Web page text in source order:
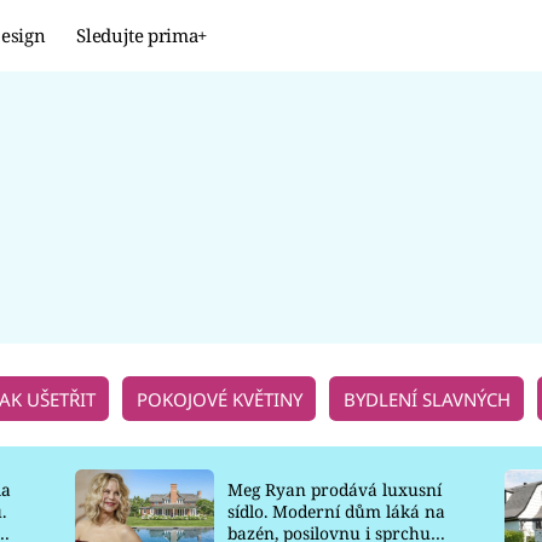
Sledujte prima+
UŠETŘIT POKOJOVÉ KVĚTINY BYDLENÍ SLAVNÝCH
Meg Ryan prodává luxusní
sídlo. Moderní dům láká na
bazén, posilovnu i sprchu